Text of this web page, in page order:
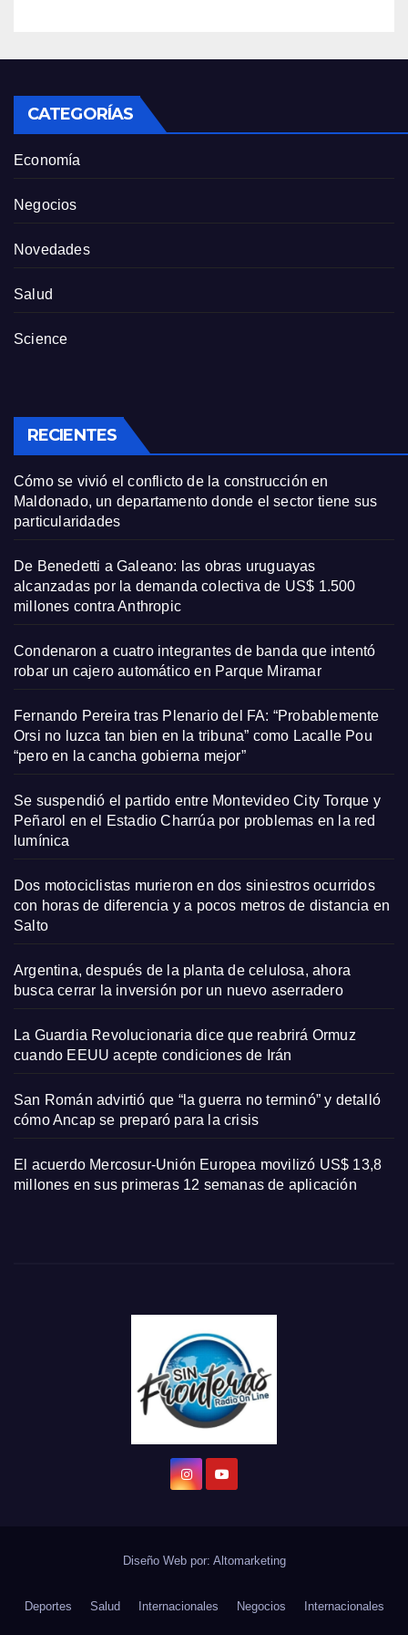
CATEGORÍAS
Economía
Negocios
Novedades
Salud
Science
RECIENTES
Cómo se vivió el conflicto de la construcción en
Maldonado, un departamento donde el sector tiene sus
particularidades
De Benedetti a Galeano: las obras uruguayas
alcanzadas por la demanda colectiva de US$ 1.500
millones contra Anthropic
Condenaron a cuatro integrantes de banda que intentó
robar un cajero automático en Parque Miramar
Fernando Pereira tras Plenario del FA: “Probablemente
Orsi no luzca tan bien en la tribuna” como Lacalle Pou
“pero en la cancha gobierna mejor”
Se suspendió el partido entre Montevideo City Torque y
Peñarol en el Estadio Charrúa por problemas en la red
lumínica
Dos motociclistas murieron en dos siniestros ocurridos
con horas de diferencia y a pocos metros de distancia en
Salto
Argentina, después de la planta de celulosa, ahora
busca cerrar la inversión por un nuevo aserradero
La Guardia Revolucionaria dice que reabrirá Ormuz
cuando EEUU acepte condiciones de Irán
San Román advirtió que “la guerra no terminó” y detalló
cómo Ancap se preparó para la crisis
El acuerdo Mercosur-Unión Europea movilizó US$ 13,8
millones en sus primeras 12 semanas de aplicación
Diseño Web por: Altomarketing
Deportes Salud Internacionales Negocios Internacionales